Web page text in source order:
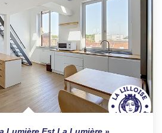
Lumière Est La Lumière